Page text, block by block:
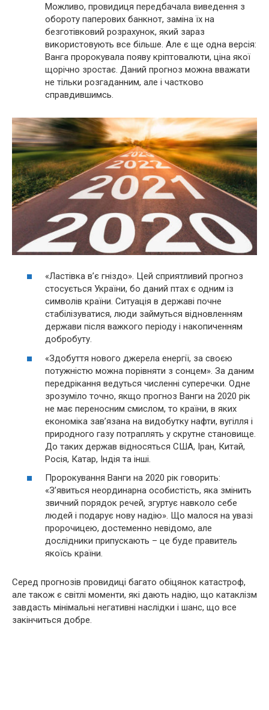
Можливо, провидиця передбачала виведення з
обороту паперових банкнот, заміна їх на
безготівковий розрахунок, який зараз
використовують все більше. Але є ще одна версія:
Ванга пророкувала появу кріптовалюти, ціна якої
щорічно зростає. Даний прогноз можна вважати
не тільки розгаданним, але і частково
справдившимсь.
«Ластівка в’є гніздо». Цей сприятливий прогноз
стосується України, бо даний птах є одним із
символів країни. Ситуація в державі почне
стабілізуватися, люди займуться відновленням
держави після важкого періоду і накопиченням
добробуту.
«Здобуття нового джерела енергії, за своєю
потужністю можна порівняти з сонцем». За даним
передрікання ведуться численні суперечки. Одне
зрозуміло точно, якщо прогноз Ванги на 2020 рік
не має переносним смислом, то країни, в яких
економіка зав’язана на видобутку нафти, вугілля і
природного газу потраплять у скрутне становище.
До таких держав відносяться США, Іран, Китай,
Росія, Катар, Індія та інші.
Пророкування Ванги на 2020 рік говорить:
«З’явиться неординарна особистість, яка змінить
звичний порядок речей, згуртує навколо себе
людей і подарує нову надію». Що малося на увазі
пророчицею, достеменно невідомо, але
дослідники припускають – це буде правитель
якоїсь країни.
Серед прогнозів провидиці багато обіцянок катастроф,
але також є світлі моменти, які дають надію, що катаклізм
завдасть мінімальні негативні наслідки і шанс, що все
закінчиться добре.